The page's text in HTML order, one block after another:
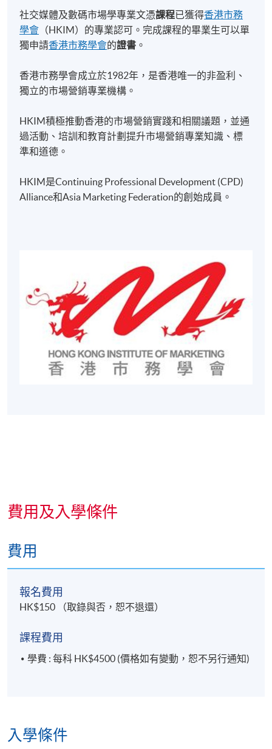
評估基於課程作業和考試的綜合結果。作業和考試的
百分比在不同單元之間有所不同。
學生需要每個單元達到70%的出席率，才有資格參加
完成所有6個單元並出席率不低於70%的學生，將通
過香港大學專業進修學院（HKU SPACE）獲得“社交
社交媒體及數碼市場學專業文憑的畢業生符合香港市
務學會（HKIM）的教育要求。
格申請赫爾大學的市場及管理學(榮譽)文學士*與市
場學(榮譽)文學士*課程。 *** 需要修讀銜接課程** *
報名代碼 2435-MK037B
現時接受報名
社交媒體及數碼市場學專業文憑課程已獲得香港市務
學會 （HKIM）的專業認可。完成課程的畢業生可以單
獨申請香港市務學會的證書 。
香港市務學會成立於1982年，是香港唯一的非盈利、
獨立的市場營銷專業機構。
HKIM積極推動香港的市場營銷實踐和相關議題，並通
過活動、培訓和教育計劃提升市場營銷專業知識、標
準和道德。
HKIM是Continuing Professional Development (CPD)
Alliance和Asia Marketing Federation的創始成員。
費用及入學條件
費用
報名費用
HK$150 （取錄與否，恕不退還）
課程費用
學費 : 每科 HK$4500 (價格如有變動，恕不另行通知)
入學條件